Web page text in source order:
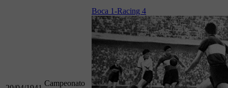
Campeonato
Boca 1-Racing 4